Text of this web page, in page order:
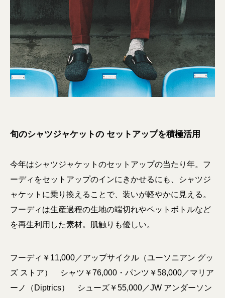
旬のシャツジャケットの セットアップを積極活用
今年はシャツジャケットのセットアップの当たり年。フ
ーディをセットアップのインにきかせるにも、シャツジ
ャケットに乗り換えることで、装いが軽やかに見える。
フーディは生産過程の生地の端切れやペットボトルなど
を再生利用した素材。肌触りも優しい。
フーディ￥11,000／アップサイクル（ユーソニアン グッ
ズ ストア） シャツ￥76,000・パンツ￥58,000／マリア
ーノ（Diptrics） シューズ￥55,000／JW アンダーソン